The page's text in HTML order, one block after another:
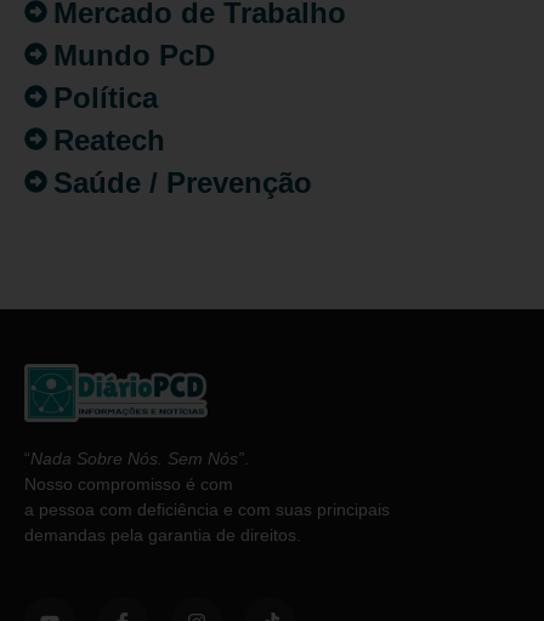
Mercado de Trabalho
Mundo PcD
Política
Reatech
Saúde / Prevenção
“Nada Sobre Nós. Sem Nós”.
Nosso compromisso é com
a pessoa com deficiência e com suas principais
demandas pela garantia de direitos.